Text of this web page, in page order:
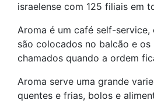
israelense com 125 filiais em
Aroma é um café self-
são colocados no balcão e os
chamados quando a ordem
Aroma serve uma grande
quentes e frias, bolos e